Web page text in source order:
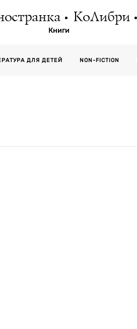
КоЛибри
Книги
ДЛЯ ДЕТЕЙ NON-FICTION